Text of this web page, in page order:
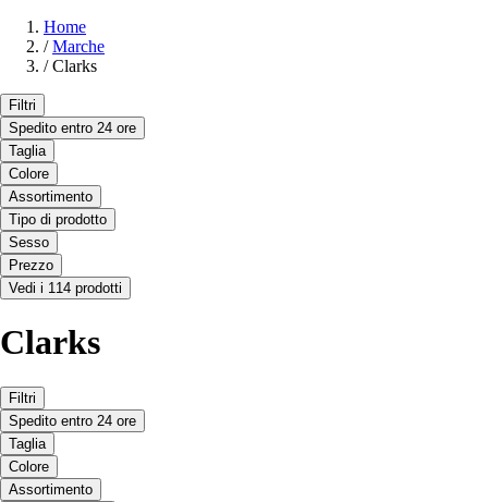
Home
/ Marche
/ Clarks
Filtri
Spedito entro 24 ore
Taglia
Colore
Assortimento
Tipo di prodotto
Sesso
Prezzo
Vedi i 114 prodotti
Clarks
Filtri
Spedito entro 24 ore
Taglia
Colore
Assortimento